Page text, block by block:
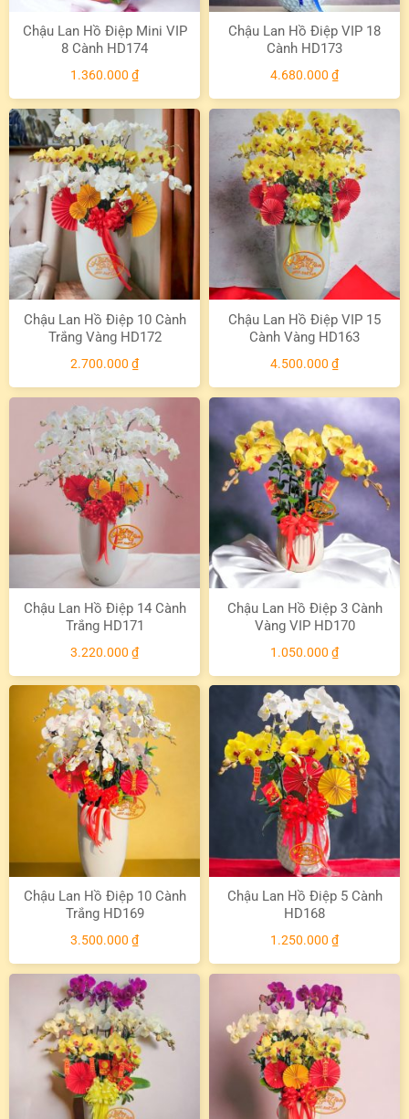
Chậu Lan Hồ Điệp Mini VIP
8 Cành HD174
1.360.000 ₫
Chậu Lan Hồ Điệp VIP 18
Cành HD173
4.680.000 ₫
Chậu Lan Hồ Điệp 10 Cành
Trắng Vàng HD172
2.700.000 ₫
Chậu Lan Hồ Điệp VIP 15
Cành Vàng HD163
4.500.000 ₫
Chậu Lan Hồ Điệp 14 Cành
Trắng HD171
3.220.000 ₫
Chậu Lan Hồ Điệp 3 Cành
Vàng VIP HD170
1.050.000 ₫
Chậu Lan Hồ Điệp 10 Cành
Trắng HD169
3.500.000 ₫
Chậu Lan Hồ Điệp 5 Cành
HD168
1.250.000 ₫